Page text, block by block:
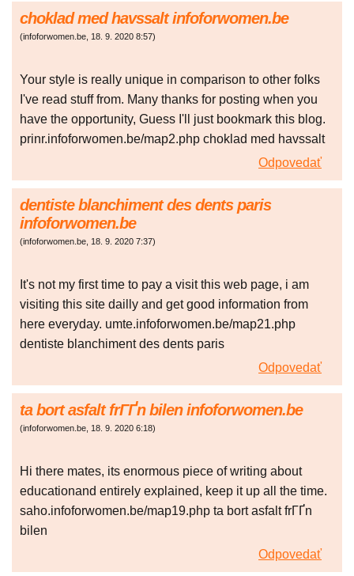
choklad med havssalt infoforwomen.be
(infoforwomen.be, 18. 9. 2020 8:57)
Your style is really unique in comparison to other folks
I've read stuff from. Many thanks for posting when you
have the opportunity, Guess I'll just bookmark this blog.
prinr.infoforwomen.be/map2.php choklad med havssalt
Odpovedať
dentiste blanchiment des dents paris
infoforwomen.be
(infoforwomen.be, 18. 9. 2020 7:37)
It's not my first time to pay a visit this web page, i am
visiting this site dailly and get good information from
here everyday. umte.infoforwomen.be/map21.php
dentiste blanchiment des dents paris
Odpovedať
ta bort asfalt frГҐn bilen infoforwomen.be
(infoforwomen.be, 18. 9. 2020 6:18)
Hi there mates, its enormous piece of writing about
educationand entirely explained, keep it up all the time.
saho.infoforwomen.be/map19.php ta bort asfalt frГҐn
bilen
Odpovedať